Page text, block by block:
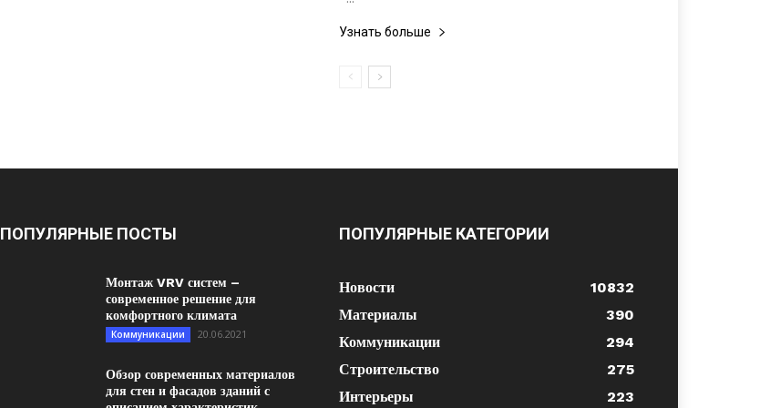
Узнать больше
ПОПУЛЯРНЫЕ ПОСТЫ
Монтаж VRV систем –
современное решение для
комфортного климата
Коммуникации 20.06.2021
Обзор современных материалов
для стен и фасадов зданий с
ПОПУЛЯРНЫЕ КАТЕГОРИИ
Новости
10832
Материалы
390
Коммуникации
294
Строительство
275
Интерьеры
223